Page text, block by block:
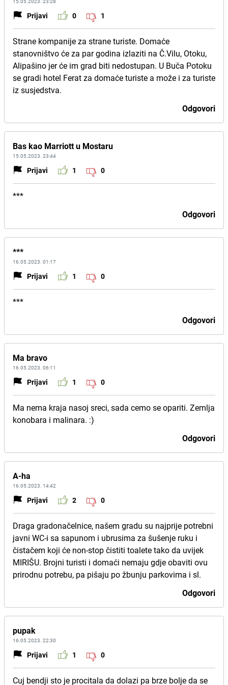
Prijavi 0 1
Strane kompanije za strane turiste. Domaće
stanovništvo će za par godina izlaziti na Č.Vilu, Otoku,
Alipašino jer će im grad biti nedostupan. U Buča Potoku
se gradi hotel Ferat za domaće turiste a može i za turiste
iz susjedstva.
Odgovori
Bas kao Marriott u Mostaru
15.05.2023. 23:44
Prijavi 1 0
***
Odgovori
***
16.05.2023. 01:17
Prijavi 1 0
***
Odgovori
Ma bravo
16.05.2023. 06:11
Prijavi 1 0
Ma nema kraja nasoj sreci, sada cemo se opariti. Zemlja
konobara i malinara. :)
Odgovori
A-ha
16.05.2023. 14:42
Prijavi 2 0
Draga gradonačelnice, našem gradu su najprije potrebni
javni WC-i sa sapunom i ubrusima za šušenje ruku i
čistačem koji će non-stop čistiti toalete tako da uvijek
MIRIŠU. Brojni turisti i domaći nemaju gdje obaviti ovu
prirodnu potrebu, pa pišaju po žbunju parkovima i sl.
Odgovori
pupak
16.05.2023. 22:30
Prijavi 1 0
Cuj bendji sto je procitala da dolazi pa brze bolje da se